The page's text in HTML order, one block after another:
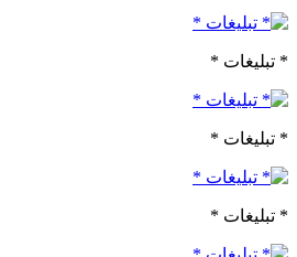
* تبلیغات *
* تبلیغات *
* تبلیغات *